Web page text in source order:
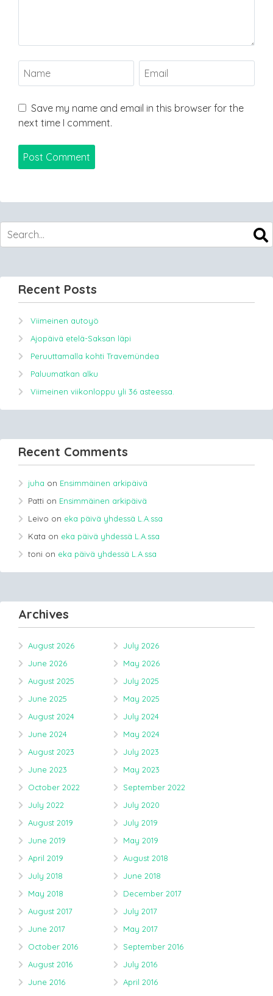
Save my name and email in this browser for the
next time I comment.
Recent Posts
Viimeinen autoyö
Ajopäivä etelä-Saksan läpi
Peruuttamalla kohti Travemündea
Paluumatkan alku
Viimeinen viikonloppu yli 36 asteessa.
Recent Comments
juha on Ensimmäinen arkipäivä
Patti on Ensimmäinen arkipäivä
Leivo on eka päivä yhdessä L.A.ssa
Kata on eka päivä yhdessä L.A.ssa
toni on eka päivä yhdessä L.A.ssa
Archives
August 2026
July 2026
June 2026
May 2026
August 2025
July 2025
June 2025
May 2025
August 2024
July 2024
June 2024
May 2024
August 2023
July 2023
June 2023
May 2023
October 2022
September 2022
July 2022
July 2020
August 2019
July 2019
June 2019
May 2019
April 2019
August 2018
July 2018
June 2018
May 2018
December 2017
August 2017
July 2017
June 2017
May 2017
October 2016
September 2016
August 2016
July 2016
June 2016
April 2016